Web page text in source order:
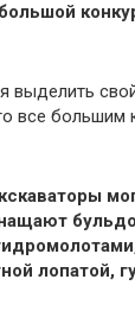
выделить
все большим
лопатой,